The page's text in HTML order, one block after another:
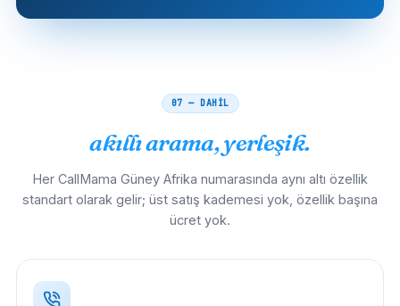
07 — DAHİL
akıllı arama, yerleşik.
Her CallMama Güney Afrika numarasında aynı altı özellik
standart olarak gelir; üst satış kademesi yok, özellik başına
ücret yok.